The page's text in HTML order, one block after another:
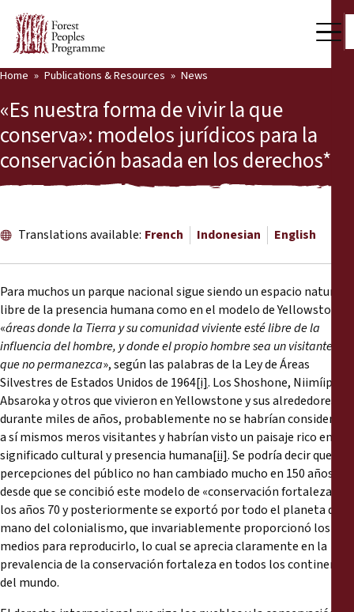
Press Room
Support Us
Our Work
Community Voices
Partners & Countries
Publications & Resources
Back
News
Reports
Press Releases
Training Materials
Briefing Papers
Legal Submissions
Declarations
Home Publications & Resources News
«Es nuestra forma de vivir la que
conserva»: modelos jurídicos para la
conservación basada en los derechos*
Translations available: French Indonesian English
Para muchos un parque nacional sigue siendo un espacio natural
libre de la presencia humana como en el modelo de Yellowstone:
«áreas donde la Tierra y su comunidad viviente esté libre de la
influencia del hombre, y donde el propio hombre sea un visitante
que no permanezca», según las palabras de la Ley de Áreas
Silvestres de Estados Unidos de 1964[i]. Los Shoshone, Niimíipu,
Absaroka y otros que vivieron en Yellowstone y sus alrededores
durante miles de años, probablemente no se habrían considerado
a sí mismos meros visitantes y habrían visto un paisaje rico en
significado cultural y presencia humana[ii]. Se podría decir que las
percepciones del público no han cambiado mucho en 150 años
desde que se concibió este modelo de «conservación fortaleza» en
los años 70 y posteriormente se exportó por todo el planeta da la
mano del colonialismo, que invariablemente proporcionó los
medios para reproducirlo, lo cual se aprecia claramente en la
prevalencia de la conservación fortaleza en todos los continentes
del mundo.